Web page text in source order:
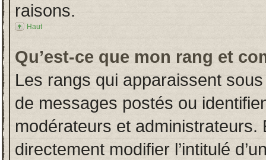
raisons.
Haut
Qu’est-ce que mon rang et
Les rangs qui apparaissent
de messages postés ou
modérateurs et
directement modifier l’intitulé